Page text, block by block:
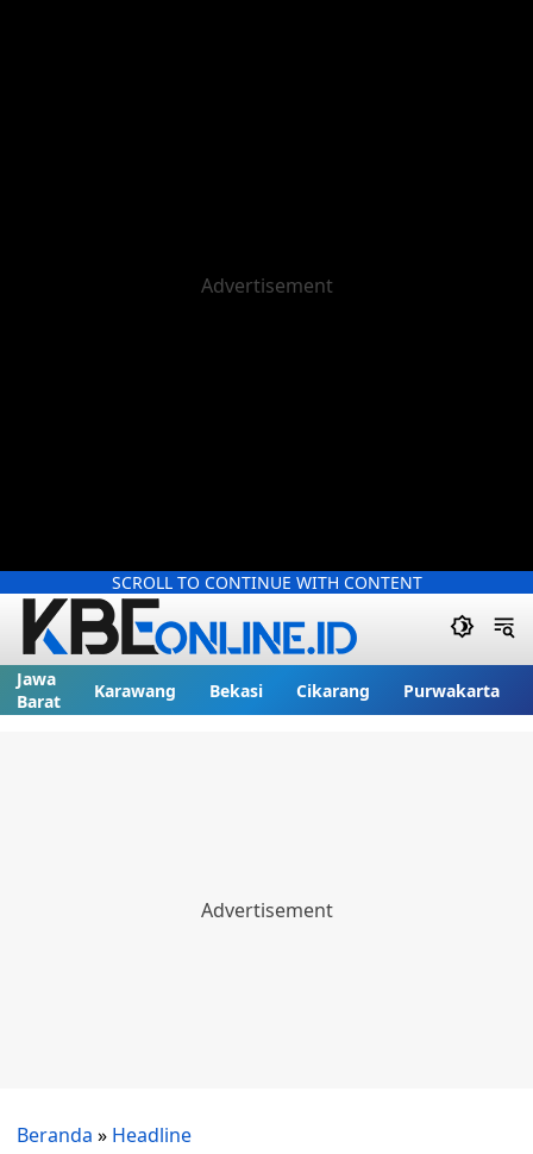
SCROLL TO CONTINUE WITH CONTENT
Jawa
Barat
Karawang Bekasi Cikarang Purwakarta
Beranda » Headline